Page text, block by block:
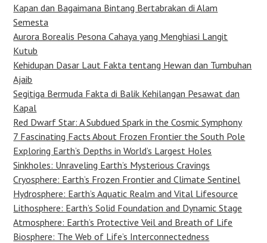
Kapan dan Bagaimana Bintang Bertabrakan di Alam
Semesta
Aurora Borealis Pesona Cahaya yang Menghiasi Langit
Kutub
Kehidupan Dasar Laut Fakta tentang Hewan dan Tumbuhan
Ajaib
Segitiga Bermuda Fakta di Balik Kehilangan Pesawat dan
Kapal
Red Dwarf Star: A Subdued Spark in the Cosmic Symphony
7 Fascinating Facts About Frozen Frontier the South Pole
Exploring Earth’s Depths in World’s Largest Holes
Sinkholes: Unraveling Earth’s Mysterious Cravings
Cryosphere: Earth’s Frozen Frontier and Climate Sentinel
Hydrosphere: Earth’s Aquatic Realm and Vital Lifesource
Lithosphere: Earth’s Solid Foundation and Dynamic Stage
Atmosphere: Earth’s Protective Veil and Breath of Life
Biosphere: The Web of Life’s Interconnectedness